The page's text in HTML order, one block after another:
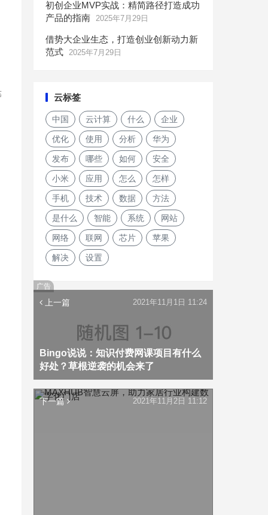
初创企业MVP实战：精简路径打造成功
产品的指南 2025年7月29日
借势大企业生态，打造创业创新动力新
范式 2025年7月29日
云标签
中国 云计算 什么 企业
优化 使用 分析 华为
发布 哪些 如何 安全
小米 应用 怎么 怎样
手机 技术 数据 方法
是什么 智能 系统 网站
网络 联网 芯片 苹果
解决 设置
广告
上一篇
Bingo说说：知识付费网课项目有什么
好处？草根逆袭的机会来了
2021年11月1日 11:24
下一篇 2021年11月2日 11:12